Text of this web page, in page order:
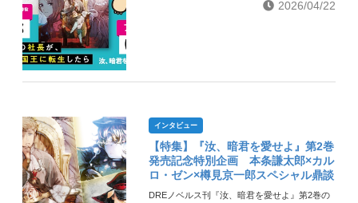
2026/04/22
インタビュー
【特集】『汝、暗君を愛せよ』第2巻
発売記念特別企画 本条謙太郎×カル
ロ・ゼン×樽見京一郎スペシャル鼎談
DREノベルス刊『汝、暗君を愛せよ』第2巻の